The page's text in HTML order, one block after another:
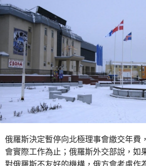
俄羅斯決定暫停向北極理事會繳交年費
會實際工作為止；俄羅斯外交部說，如